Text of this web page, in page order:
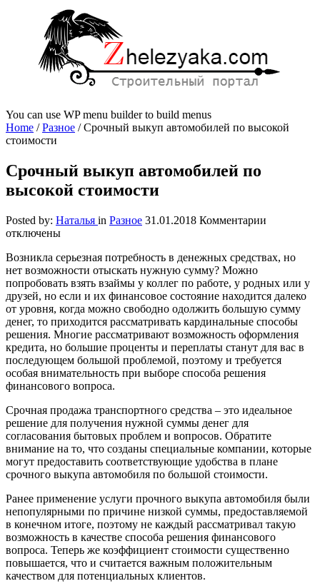
You can use WP menu builder to build menus
Home /Разное /Срочный выкуп автомобилей по высокой
стоимости
Срочный выкуп автомобилей по
высокой стоимости
Posted by: Наталья in Разное 31.01.2018 Комментарии
выкуп
по
высокой
стоимости
отключены
Возникла серьезная потребность в денежных средствах, но
нет возможности отыскать нужную сумму? Можно
попробовать взять взаймы у коллег по работе, у родных или у
друзей, но если и их финансовое состояние находится далеко
от уровня, когда можно свободно одолжить большую сумму
денег, то приходится рассматривать кардинальные способы
решения. Многие рассматривают возможность оформления
кредита, но большие проценты и переплаты станут для вас в
последующем большой проблемой, поэтому и требуется
особая внимательность при выборе способа решения
финансового вопроса.
Срочная продажа транспортного средства – это идеальное
решение для получения нужной суммы денег для
согласования бытовых проблем и вопросов. Обратите
внимание на то, что созданы специальные компании, которые
могут предоставить соответствующие удобства в плане
срочного выкупа автомобиля по большой стоимости.
Ранее применение услуги прочного выкупа автомобиля были
непопулярными по причине низкой суммы, предоставляемой
в конечном итоге, поэтому не каждый рассматривал такую
возможность в качестве способа решения финансового
вопроса. Теперь же коэффициент стоимости существенно
повышается, что и считается важным положительным
качеством для потенциальных клиентов.